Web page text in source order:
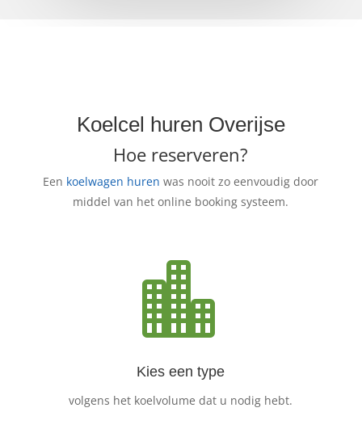
Koelcel huren Overijse
Hoe reserveren?
Een koelwagen huren was nooit zo eenvoudig door
middel van het online booking systeem.

Kies een type
volgens het koelvolume dat u nodig hebt.